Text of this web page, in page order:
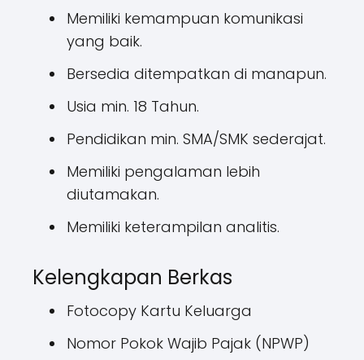
Memiliki kemampuan komunikasi
yang baik.
Bersedia ditempatkan di manapun.
Usia min. 18 Tahun.
Pendidikan min. SMA/SMK sederajat.
Memiliki pengalaman lebih
diutamakan.
Memiliki keterampilan analitis.
Kelengkapan Berkas
Fotocopy Kartu Keluarga
Nomor Pokok Wajib Pajak (NPWP)